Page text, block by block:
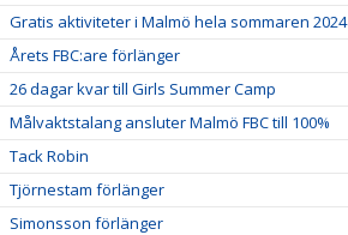
Gratis aktiviteter i Malmö hela sommaren 2024
Årets FBC:are förlänger
26 dagar kvar till Girls Summer Camp
Målvaktstalang ansluter Malmö FBC till 100%
Tack Robin
Tjörnestam förlänger
Simonsson förlänger